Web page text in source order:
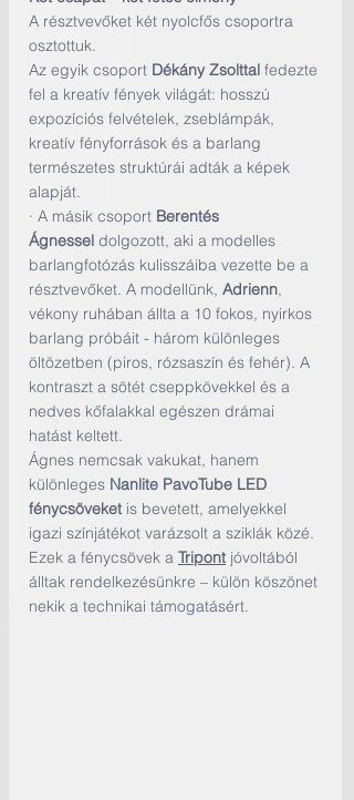
A résztvevőket két nyolcfős csoportra
osztottuk.
Az egyik csoport Dékány Zsolttal fedezte
fel a kreatív fények világát: hosszú
expozíciós felvételek, zseblámpák,
kreatív fényforrások és a barlang
természetes struktúrái adták a képek
alapját.
· A másik csoport Berentés
Ágnessel dolgozott, aki a modelles
barlangfotózás kulisszáiba vezette be a
résztvevőket. A modellünk, Adrienn
vékony ruhában állta a 10 fokos, nyirkos
barlang próbáit - három különleges
öltözetben (piros, rózsaszín és fehér). A
kontraszt a sötét cseppkövekkel és a
nedves kőfalakkal egészen drámai
hatást keltett.
Ágnes nemcsak vakukat, hanem
különleges Nanlite PavoTube LED
fénycsöveket is bevetett, amelyekkel
igazi színjátékot varázsolt a sziklák közé.
Ezek a fénycsövek a Tripont jóvoltából
álltak rendelkezésünkre – külön köszönet
nekik a technikai támogatásért.